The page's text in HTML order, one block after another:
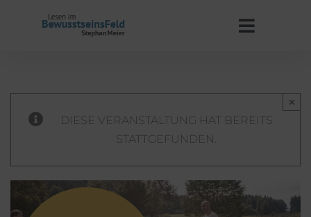
Toggle
Stephan Meier
Termine
DIESE VERANSTALTUNG HAT BEREITS
STATTGEFUNDEN.
×